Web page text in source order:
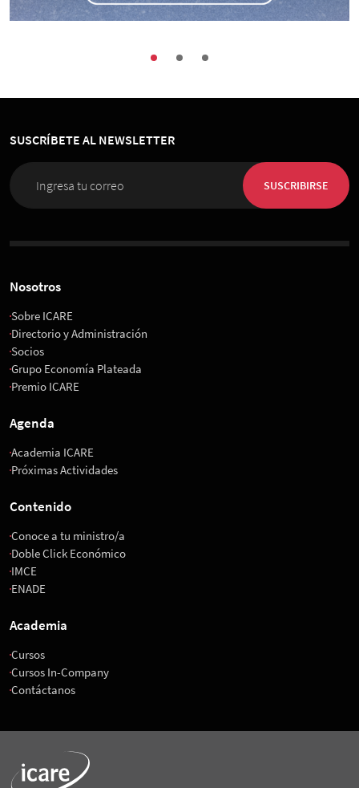
01 de Diciembre 2026, 08:00 horas
Espacio Riesco
SUSCRÍBETE AL NEWSLETTER
SUSCRIBIRSE
Nosotros
Sobre ICARE
Directorio y Administración
Socios
Grupo Economía Plateada
Premio ICARE
Agenda
Academia ICARE
Próximas Actividades
Contenido
Conoce a tu ministro/a
Doble Click Económico
IMCE
ENADE
Academia
Cursos
Cursos In-Company
Contáctanos